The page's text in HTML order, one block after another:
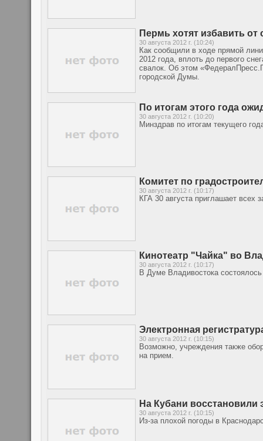
Пермь хотят избавить от
30 августа 2012 г. (10:24)
Как сообщили в ходе прямой
2012 года, вплоть до первого
свалок. Об этом
городской Думы.
По итогам этого года
30 августа 2012 г. (10:20)
Минздрав по итогам текущего
Комитет по
30 августа 2012 г. (10:17)
КГА 30 августа приглашает всех
Кинотеатр "Чайка" во
30 августа 2012 г. (10:17)
В Думе Владивостока состоялось
Электронная
30 августа 2012 г. (10:15)
Возможно, учреждения также
на прием.
На Кубани восстановили
30 августа 2012 г. (10:15)
Из-за плохой погоды в